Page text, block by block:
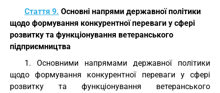
Стаття 9. Основні напрями державної політики
щодо формування конкурентної переваги у сфері
розвитку та функціонування ветеранського
підприємництва
1. Основними напрямами державної політики
щодо формування конкурентної переваги у сфері
розвитку та функціонування ветеранського